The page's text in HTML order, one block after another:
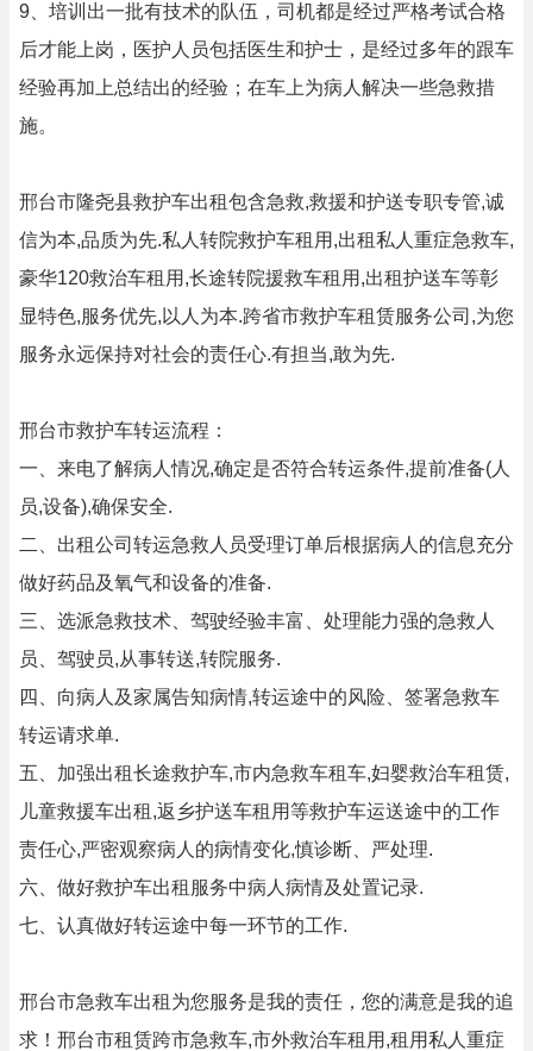
9、培训出一批有技术的队伍，司机都是经过严格考试合格
后才能上岗，医护人员包括医生和护士，是经过多年的跟车
经验再加上总结出的经验；在车上为病人解决一些急救措
施。
邢台市隆尧县救护车出租包含急救,救援和护送专职专管,诚
信为本,品质为先.私人转院救护车租用,出租私人重症急救车,
豪华120救治车租用,长途转院援救车租用,出租护送车等彰
显特色,服务优先,以人为本.跨省市救护车租赁服务公司,为您
服务永远保持对社会的责任心.有担当,敢为先.
邢台市救护车转运流程：
一、来电了解病人情况,确定是否符合转运条件,提前准备(人
员,设备),确保安全.
二、出租公司转运急救人员受理订单后根据病人的信息充分
做好药品及氧气和设备的准备.
三、选派急救技术、驾驶经验丰富、处理能力强的急救人
员、驾驶员,从事转送,转院服务.
四、向病人及家属告知病情,转运途中的风险、签署急救车
转运请求单.
五、加强出租长途救护车,市内急救车租车,妇婴救治车租赁,
儿童救援车出租,返乡护送车租用等救护车运送途中的工作
责任心,严密观察病人的病情变化,慎诊断、严处理.
六、做好救护车出租服务中病人病情及处置记录.
七、认真做好转运途中每一环节的工作.
邢台市急救车出租为您服务是我的责任，您的满意是我的追
求！邢台市租赁跨市急救车,市外救治车租用,租用私人重症